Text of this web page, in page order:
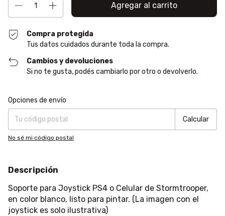
Compra protegida
Tus datos cuidados durante toda la compra.
Cambios y devoluciones
Si no te gusta, podés cambiarlo por otro o devolverlo.
Entregas para el CP:
Opciones de envío
Calcular
No sé mi código postal
Descripción
Soporte para Joystick PS4 o Celular de Stormtrooper,
en color blanco, listo para pintar. (La imagen con el
joystick es solo ilustrativa)